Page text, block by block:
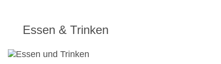
Garage: gegen Gebühr
Garten: ohne Gebühr
WLAN/WiFi im Hotel
Essen & Trinken